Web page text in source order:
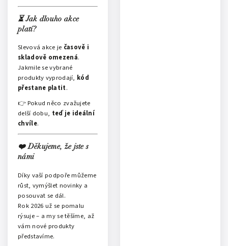
⏳ Jak dlouho akce
platí?
Slevová akce je časově i
skladově omezená.
Jakmile se vybrané
produkty vyprodají, kód
přestane platit.
👉 Pokud něco zvažujete
delší dobu, teď je ideální
chvíle.
❤️ Děkujeme, že jste s
námi
Díky vaší podpoře můžeme
růst, vymýšlet novinky a
posouvat se dál.
Rok 2026 už se pomalu
rýsuje – a my se těšíme, až
vám nové produkty
představíme.